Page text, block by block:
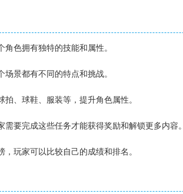
色拥有独特的技能和属性。
景都有不同的特点和挑战。
、球鞋、服装等，提升角色属性。
要完成这些任务才能获得奖励和解锁更多内容。
玩家可以比较自己的成绩和排名。